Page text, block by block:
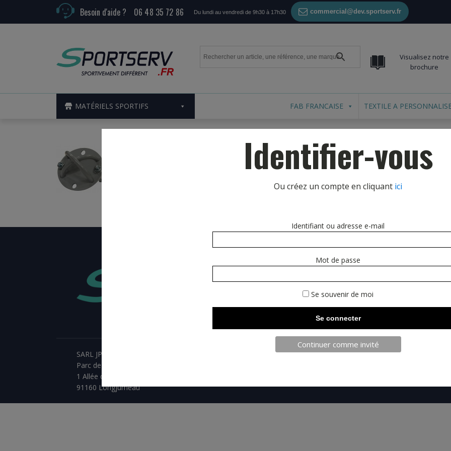
Besoin d'aide ? 06 48 35 72 86 Du lundi au vendredi de 9h30 à 17h30 commercial@dev.sportserv.fr
Visualisez notre
brochure
MATÉRIELS SPORTIFS FAB FRANCAISE TEXTILE A
SARL JPCA - SportServ
Parc de l'évènement
1 Allée d'Effiat, BAT A
91160 Longjumeau
Identifier-vous
Ou créez un compte en cliquant ici
Identifiant ou adresse e-mail
Mot de passe
Se souvenir de moi
Continuer comme invité